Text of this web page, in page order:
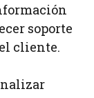
soporte
cliente.